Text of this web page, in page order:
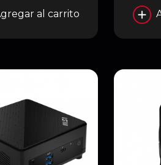
al carrito